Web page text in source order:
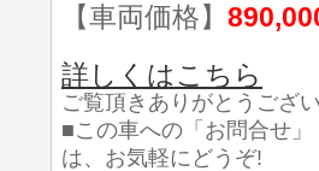
【車両価格】
詳しくはこちら
ご覧頂きありがとうござ
■この車への「お問合せ
は、お気軽にどうぞ!